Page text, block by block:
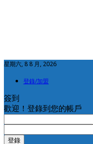
星期六, 8 8 月, 2026
登錄/加盟
簽到
歡迎！登錄到您的帳戶